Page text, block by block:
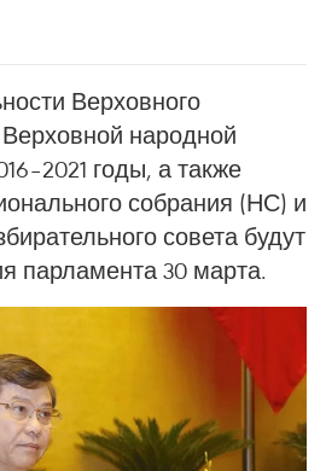
Верховного
народной
годы, а также
собрания (НС) и
совета будут
парламента 30 марта.